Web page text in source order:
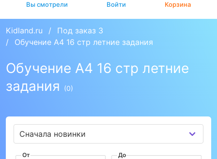
Вы смотрели Войти Корзина
Kidland.ru
Под заказ 3
Обучение А4 16 стр летние задания
Обучение А4 16 стр летние
задания
(0)
От До